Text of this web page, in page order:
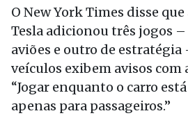
O New York Times disse
Tesla adicionou três jogos –
aviões e outro de estratégia
veículos exibem avisos com
“Jogar enquanto o carro
apenas para passageiros.”